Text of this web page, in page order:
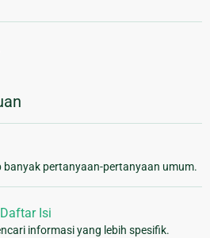
banyak pertanyaan-pertanyaan umum.
Daftar Isi
informasi yang lebih spesifik.